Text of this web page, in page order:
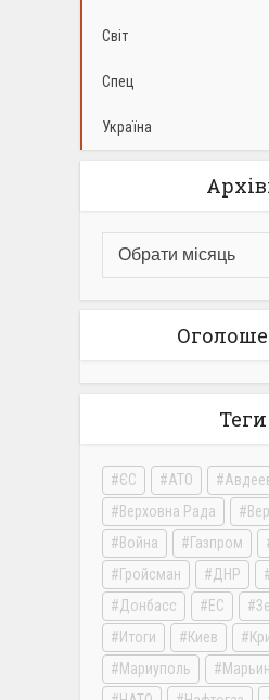
Світ
Спец
Україна
Теги
ЄС АТО
Верховна Рада
Война
Газпром
Гройсман
ДНР
Донбасс
ЕС
Итоги
Киев
Мариуполь